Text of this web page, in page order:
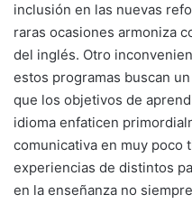
inclusión en las nuevas
raras ocasiones armoniza
del inglés. Otro
estos programas buscan
que los objetivos de
idioma enfaticen
comunicativa en muy poco
experiencias de distintos
en la enseñanza no